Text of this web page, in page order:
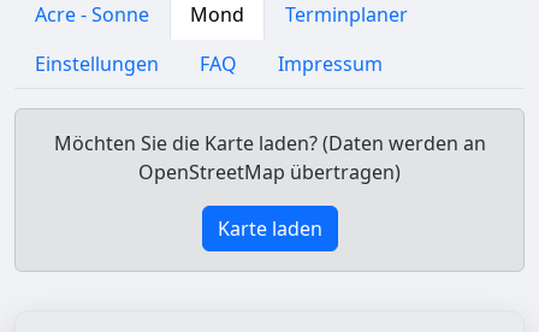
Acre - Sonne Mond
Terminplaner
Einstellungen
FAQ Impressum
Möchten Sie die Karte laden? (Daten werden an
OpenStreetMap übertragen)
Karte laden